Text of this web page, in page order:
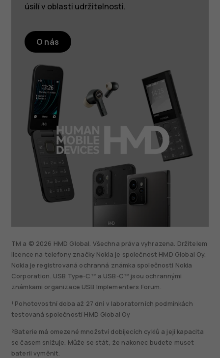
úsilí v oblasti udržitelnosti.
O nás
TM a © 2026 HMD Global. Všechna práva vyhrazena. Držitelem
licence na telefony značky Nokia je společnost HMD Global Oy.
Nokia je registrovaná ochranná známka společnosti Nokia
Corporation. USB Type-C™ a USB-C™ jsou ochrannými
známkami organizace USB Implementers Forum.
¹ Pohotovostní doba až 27 dní v laboratorních podmínkách
testovaná společností HMD Global Oy
²Baterie má omezené množství dobíjecích cyklů a její kapacita
se časem snižuje. Může se stát, že nakonec budete muset
baterii vyměnit.